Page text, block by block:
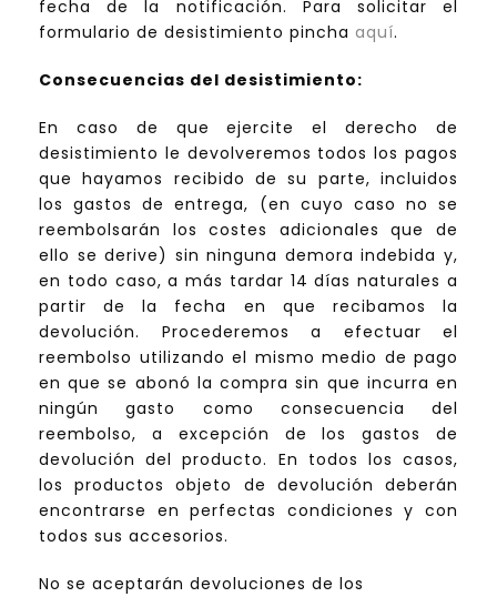
fecha de la notificación. Para solicitar el
formulario de desistimiento pincha aquí.
Consecuencias del desistimiento:
En caso de que ejercite el derecho de
desistimiento le devolveremos todos los pagos
que hayamos recibido de su parte, incluidos
los gastos de entrega, (en cuyo caso no se
reembolsarán los costes adicionales que de
ello se derive) sin ninguna demora indebida y,
en todo caso, a más tardar 14 días naturales a
partir de la fecha en que recibamos la
devolución. Procederemos a efectuar el
reembolso utilizando el mismo medio de pago
en que se abonó la compra sin que incurra en
ningún gasto como consecuencia del
reembolso, a excepción de los gastos de
devolución del producto. En todos los casos,
los productos objeto de devolución deberán
encontrarse en perfectas condiciones y con
todos sus accesorios.
No se aceptarán devoluciones de los